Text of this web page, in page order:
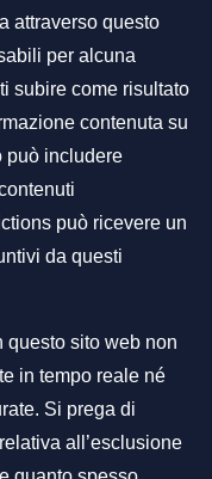
attraverso questo
per alcuna
subire come risultato
contenuta su
può includere
può ricevere un
da questi
questo sito web non
in tempo reale né
Si prega di
all’esclusione